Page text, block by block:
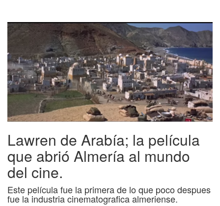
Lawren de Arabía; la película
que abrió Almería al mundo
del cine.
Este película fue la primera de lo que poco despues
fue la industria cinematografica almeriense.